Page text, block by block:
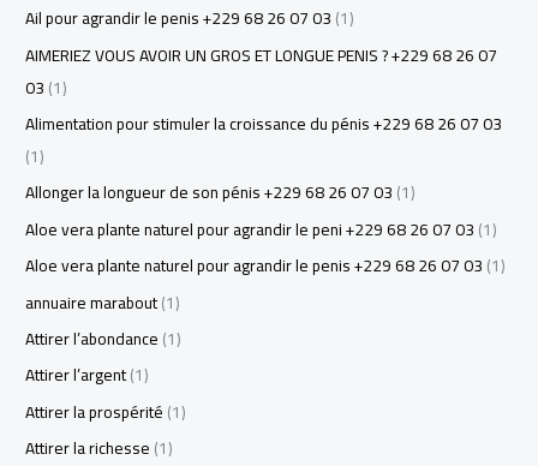
Ail pour agrandir le penis +229 68 26 07 03(1)
AIMERIEZ VOUS AVOIR UN GROS ET LONGUE PENIS ? +229 68 26 07
03(1)
Alimentation pour stimuler la croissance du pénis +229 68 26 07 03
(1)
Allonger la longueur de son pénis +229 68 26 07 03(1)
Aloe vera plante naturel pour agrandir le peni +229 68 26 07 03(1)
Aloe vera plante naturel pour agrandir le penis +229 68 26 07 03(1)
annuaire marabout(1)
Attirer l’abondance(1)
Attirer l’argent(1)
Attirer la prospérité(1)
Attirer la richesse(1)